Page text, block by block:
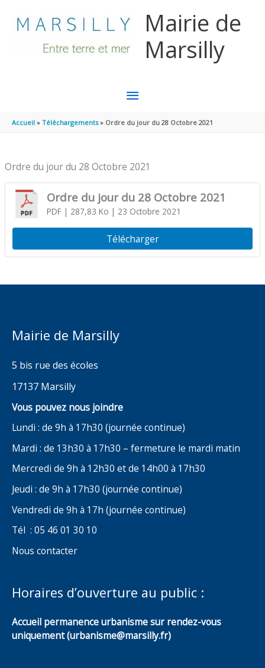
Mairie de
Marsilly
MENU
PRINCIPAL
Accueil Téléchargements Ordre du jour du 28 Octobre 2021
Ordre du jour du 28 Octobre 2021
Ordre du jour du 28 Octobre 2021
PDF| 287,83 Ko | 23 Octobre 2021
Télécharger
Mairie de Marsilly
5 bis rue des écoles
17137 Marsilly
Vous pouvez nous joindre
Lundi : de 9h à 17h30 (journée continue)
Mardi : de 13h30 à 17h30 – fermeture le mardi matin
Mercredi de 9h à 12h30 et de 14h00 à 17h30
Jeudi : de 9h à 17h30 (journée continue)
Vendredi de 9h à 17h (journée continue)
Tél : 05 46 01 30 10
Nous contacter
Horaires d’ouverture au public :
Accueil permanence urbanisme sur rendez-vous
uniquement (urbanisme@marsilly.fr)